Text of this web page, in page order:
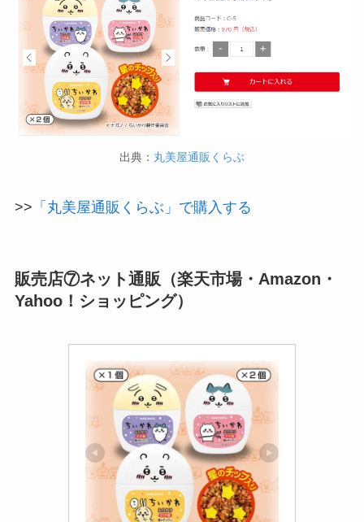
出典： 丸美屋通販くらぶ
>> 「丸美屋通販くらぶ」で購入する
販売店⑦ネット通販（楽天市場・Amazon・
Yahoo！ショッピング）